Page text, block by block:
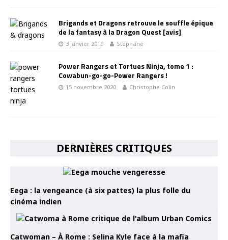
Brigands et Dragons retrouve le souffle épique
de la fantasy à la Dragon Quest [avis]
3 janvier 2019 Stéphane
Power Rangers et Tortues Ninja, tome 1 :
Cowabun-go-go-Power Rangers !
15 novembre 2020 Christophe Colin
DERNIÈRES CRITIQUES
Eega : la vengeance (à six pattes) la plus folle du
cinéma indien
Catwoman – À Rome : Selina Kyle face à la mafia